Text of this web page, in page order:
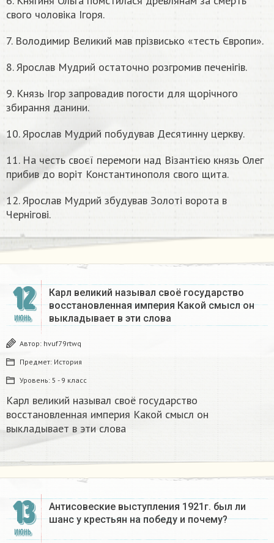
свого чоловіка Ігоря.
7. Володимир Великий мав прізвисько «тесть Європи».
8. Ярослав Мудрий остаточно розгромив печенігів.
9. Князь Ігор запровадив погости для щорічного
збирання данини.
10. Ярослав Мудрий побудував Десятинну церкву.
11. На честь своєї перемоги над Візантією князь Олег
прибив до воріт Константинополя свого щита.
12. Ярослав Мудрий збудував Золоті ворота в
Чернігові.
12
ИЮНЬ
Карл великий называл своё государство
восстановленная империя Какой смысл он
выкладывает в эти слова
Автор: hvuf79rtwq
Предмет: История
Уровень: 5 - 9 класс
Карл великий называл своё государство
восстановленная империя Какой смысл он
выкладывает в эти слова
13
ИЮНЬ
Антисовеские выступления 1921г. был ли
шанс у крестьян на победу и почему?​